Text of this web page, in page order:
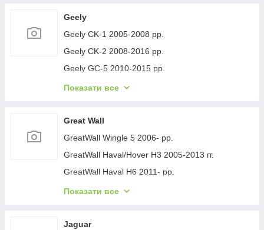
Chrysler 200 II 2014-2017 рр.
Geely
Geely CK-1 2005-2008 рр.
Geely CK-2 2008-2016 рр.
Geely GC-5 2010-2015 рр.
Geely GC-6 2014-2020 рр.
Geely Emgrand EC7 2009- рр.
Geely Emgrand X7 2011- рр.
Geely LC Cross 2008-2016 гг.
Geely MK 2006-2014 рр.
Geely MK Cross 2010-2016 рр.
Показати все
Great Wall
GreatWall Wingle 5 2006- рр.
GreatWall Haval/Hover H3 2005-2013 гг.
GreatWall Haval H6 2011- рр.
GreatWall Haval F7 2018-2024 рр.
Показати все
Jaguar